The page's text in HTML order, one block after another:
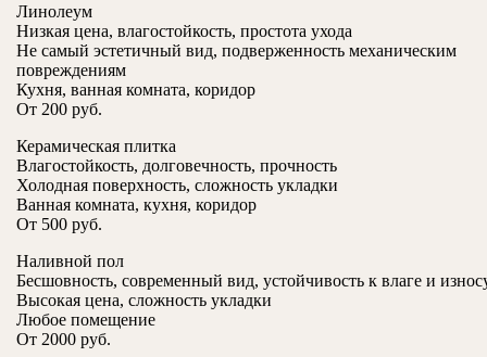
Линолеум
Низкая цена, влагостойкость, простота ухода
Не самый эстетичный вид, подверженность механическим
повреждениям
Кухня, ванная комната, коридор
От 200 руб.
Керамическая плитка
Влагостойкость, долговечность, прочность
Холодная поверхность, сложность укладки
Ванная комната, кухня, коридор
От 500 руб.
Наливной пол
Бесшовность, современный вид, устойчивость к влаге и
Высокая цена, сложность укладки
Любое помещение
От 2000 руб.